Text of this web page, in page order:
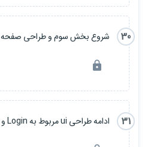
30 شروع بخش سوم و طراحی صفحه Login
31 ادامه طراحی ui مربوط به Login و ساخت Fragments